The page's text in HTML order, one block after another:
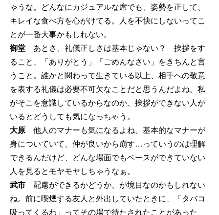
ゃうな。どんなにカジュアルな席でも、姿勢を正して、
キレイな食べ方を心がけてる。人を不快にしないってこ
とが一番大事かもしれない。
御堂 あとさ、礼儀正しさは基本じゃない？ 挨拶をす
ること、「ありがとう」「ごめんなさい」をきちんと言
うこと。誰かと関わって生きている以上、相手への敬意
を表する礼儀は必要不可欠なことだと思うんだよね。私
がそこを意識しているからなのか、挨拶ができない人が
いるとどうしても気になっちゃう。
大原 他人のマナーも気になるよね。基本的なマナーが
身についていて、仲が良いから崩す…っていうのは理解
できるんだけど、どんな場面でもベースができていない
人を見るとモヤモヤしちゃうなぁ。
武市 配慮ができるかどうか、が境目なのかもしれない
ね。前に喫煙する友人と外出していたときに、「タバコ
吸ってくるわ」ってその場で待たされたことがあった